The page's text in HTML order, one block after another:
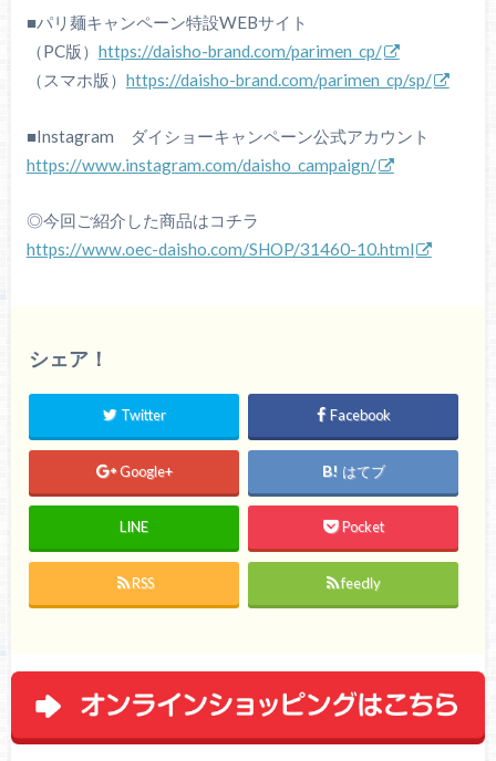
■パリ麺キャンペーン特設WEBサイト
（PC版） https://daisho-brand.com/parimen_cp/
（スマホ版） https://daisho-brand.com/parimen_cp/sp/
■Instagram ダイショーキャンペーン公式アカウント
https://www.instagram.com/daisho_campaign/
◎今回ご紹介した商品はコチラ
https://www.oec-daisho.com/SHOP/31460-10.html
シェア！
Twitter Facebook
Google+ はてブ
LINE Pocket
RSS feedly